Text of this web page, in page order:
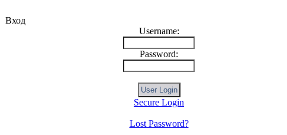
Вход
Username:
Password:
Secure Login
Lost Password?